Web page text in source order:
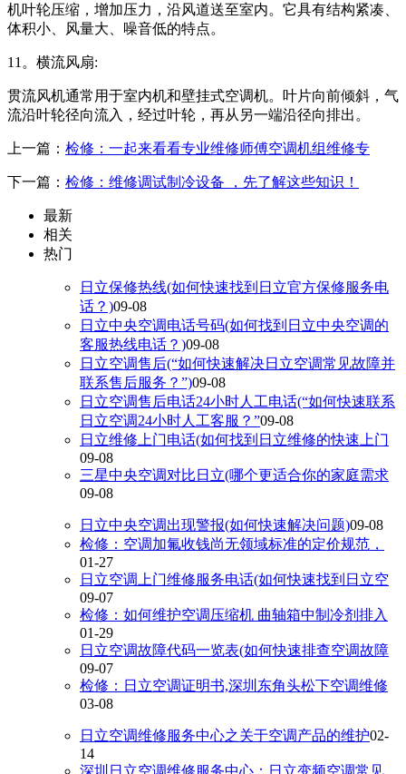
机叶轮压缩，增加压力，沿风道送至室内。它具有结构紧凑、
体积小、风量大、噪音低的特点。
11。横流风扇:
贯流风机通常用于室内机和壁挂式空调机。叶片向前倾斜，气
流沿叶轮径向流入，经过叶轮，再从另一端沿径向排出。
上一篇： 检修：一起来看看专业维修师傅空调机组维修专
下一篇： 检修：维修调试制冷设备 ，先了解这些知识！
最新
相关
热门
日立保修热线(如何快速找到日立官方保修服务电
话？)09-08
日立中央空调电话号码(如何找到日立中央空调的
客服热线电话？)09-08
日立空调售后(“如何快速解决日立空调常见故障并
联系售后服务？”)09-08
日立空调售后电话24小时人工电话(“如何快速联系
日立空调24小时人工客服？”09-08
日立维修上门电话(如何找到日立维修的快速上门
09-08
三星中央空调对比日立(哪个更适合你的家庭需求
09-08
日立中央空调出现警报(如何快速解决问题)09-08
检修：空调加氟收钱尚无领域标准的定价规范，
01-27
日立空调上门维修服务电话(如何快速找到日立空
09-07
检修：如何维护空调压缩机 曲轴箱中制冷剂排入
01-29
日立空调故障代码一览表(如何快速排查空调故障
09-07
检修：日立空调证明书,深圳东角头松下空调维修
03-08
日立空调维修服务中心之关于空调产品的维护02-
14